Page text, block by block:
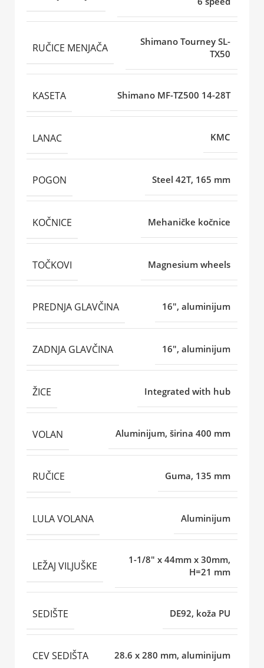
RUČICE MENJAČA
Shimano Tourney SL-
TX50
KASETA Shimano MF-TZ500 14-28T
LANAC KMC
POGON Steel 42T, 165 mm
KOČNICE Mehaničke kočnice
TOČKOVI Magnesium wheels
PREDNJA GLAVČINA 16", aluminijum
ZADNJA GLAVČINA 16", aluminijum
ŽICE Integrated with hub
VOLAN Aluminijum, širina 400 mm
RUČICE Guma, 135 mm
LULA VOLANA Aluminijum
LEŽAJ VILJUŠKE
1-1/8" x 44mm x 30mm,
H=21 mm
SEDIŠTE DE92, koža PU
CEV SEDIŠTA 28.6 x 280 mm, aluminijum